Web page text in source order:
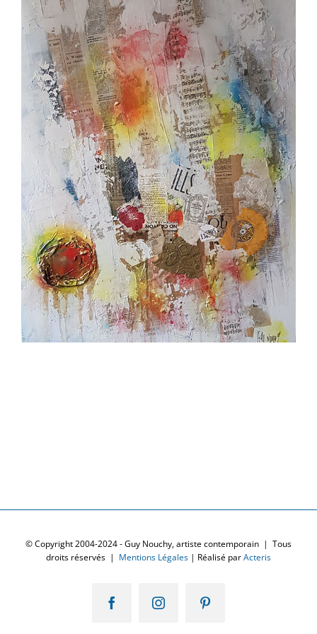
© Copyright 2004-2024 - Guy Nouchy, artiste contemporain | Tous
droits réservés | Mentions Légales | Réalisé parActeris
FacebookInstagramPinterest